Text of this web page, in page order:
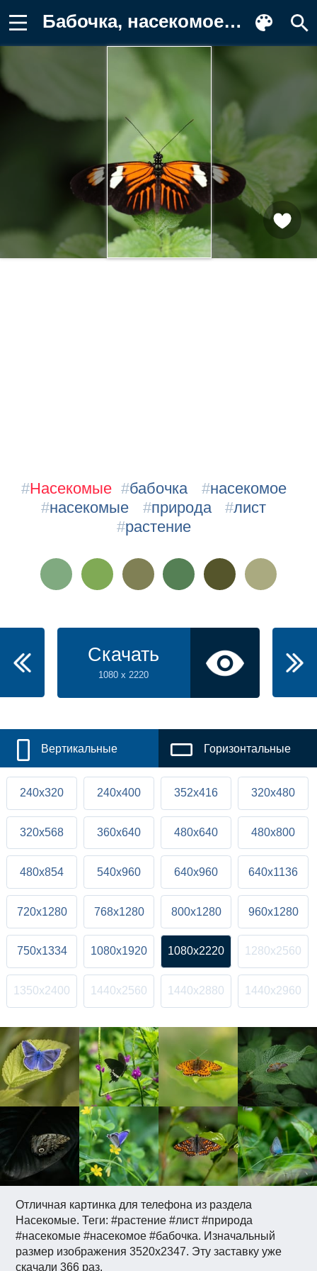
Бабочка, насекомое, насекомые, природа Обои на телефон
Отличная картинка для телефона из раздела
Насекомые. Теги: #растение #лист #природа
#насекомые #насекомое #бабочка. Изначальный
размер изображения 3520x2347. Эту заставку уже
скачали 366 раз.
#Насекомые #бабочка #насекомое
#насекомые #природа #лист
#растение
Скачать
1080 x 2220
Вертикальные Горизонтальные
240x320 240x400 352x416 320x480
320x568 360x640 480x640 480x800
480x854 540x960 640x960 640x1136
720x1280 768x1280 800x1280 960x1280
750x1334 1080x1920 1080x2220 1280x2560
1350x2400 1440x2560 1440x2880 1440x2960